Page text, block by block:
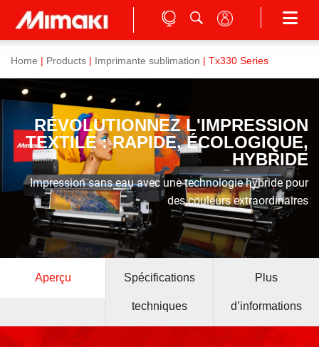
Home Products Imprimante sublimation | Tx330 Series
RÉVOLUTIONNEZ L'IMPRESSION
TEXTILE : RAPIDE, ÉCOLOGIQUE,
HYBRIDE
Impression sans eau avec une technologie hybride pour
des couleurs extraordinaires
Aperçu Spécifications
techniques
Plus
d’informations